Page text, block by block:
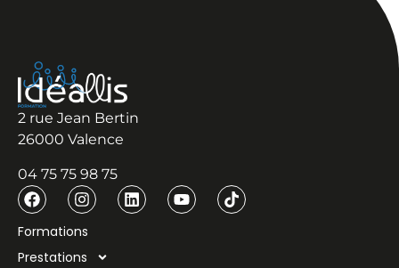
2 rue Jean Bertin
26000 Valence
04 75 75 98 75
Formations
Prestations